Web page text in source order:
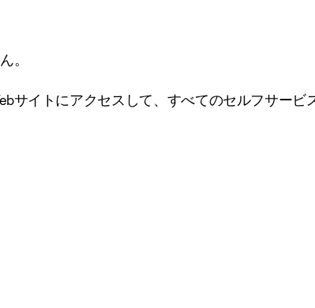
。
サイトにアクセスして、すべてのセルフサービ